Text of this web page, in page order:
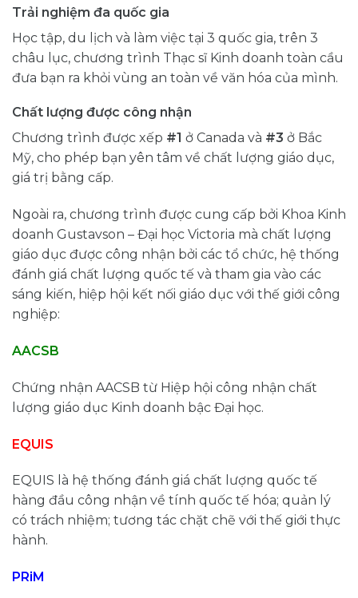
Trải nghiệm đa quốc gia
Học tập, du lịch và làm việc tại 3 quốc gia, trên 3
châu lục, chương trình Thạc sĩ Kinh doanh toàn cầu
đưa bạn ra khỏi vùng an toàn về văn hóa của mình.
Chất lượng được công nhận
Chương trình được xếp #1 ở Canada và #3 ở Bắc
Mỹ, cho phép bạn yên tâm về chất lượng giáo dục,
giá trị bằng cấp.
Ngoài ra, chương trình được cung cấp bởi Khoa Kinh
doanh Gustavson – Đại học Victoria mà chất lượng
giáo dục được công nhận bởi các tổ chức, hệ thống
đánh giá chất lượng quốc tế và tham gia vào các
sáng kiến, hiệp hội kết nối giáo dục với thế giới công
nghiệp:
AACSB
Chứng nhận AACSB từ Hiệp hội công nhận chất
lượng giáo dục Kinh doanh bậc Đại học.
EQUIS
EQUIS là hệ thống đánh giá chất lượng quốc tế
hàng đầu công nhận về tính quốc tế hóa; quản lý
có trách nhiệm; tương tác chặt chẽ với thế giới thực
hành.
PRiM